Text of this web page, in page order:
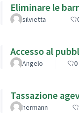
Eliminare le
silvietta
Accesso al
Angelo 0
Tassazione
hermann